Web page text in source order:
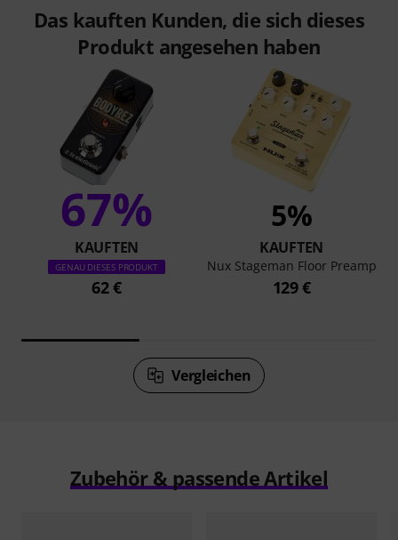
Das kauften Kunden, die sich dieses
Produkt angesehen haben
67%
KAUFTEN
GENAU DIESES PRODUKT
62 €
5%
KAUFTEN
Nux Stageman Floor Preamp
129 €
Vergleichen
Zubehör & passende Artikel